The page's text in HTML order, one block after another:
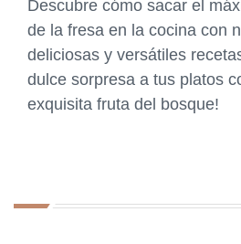
Descubre cómo sacar el
de la fresa en la cocina con
deliciosas y versátiles
dulce sorpresa a tus platos
exquisita fruta del bosque!